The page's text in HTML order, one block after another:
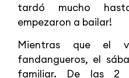
tardó mucho
empezaron a bailar!
Mientras que el
fandangueros, el
familiar. De las 2